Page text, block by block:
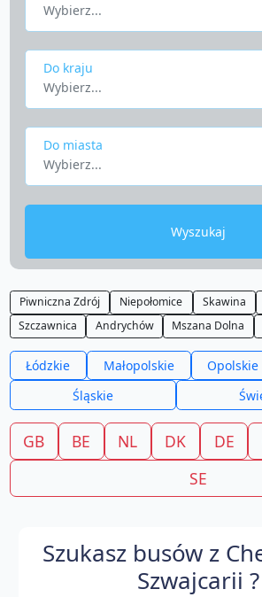
Wybierz...
Do kraju
Wybierz...
Do miasta
Wybierz...
Wyszukaj
Piwniczna Zdrój Niepołomice Skawina
Szczawnica
Andrychów Mszana Dolna
Łódzkie Małopolskie Opolskie
Śląskie
GB BE NL DK DE
SE
Szukasz busów z
Szwajcarii ?